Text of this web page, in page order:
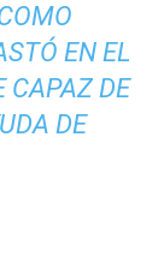
EN EL
CAPAZ DE
DE